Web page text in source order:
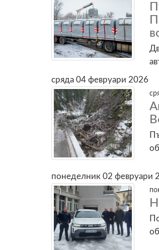
сряда 04 февруари 2026
понеделник 02 февруари